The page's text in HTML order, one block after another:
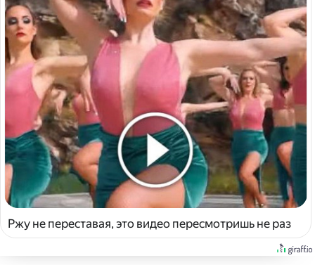
Ржу не переставая, это видео пересмотришь не раз